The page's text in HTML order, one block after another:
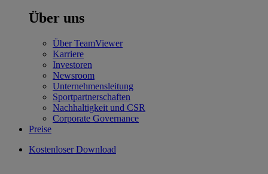
Über uns
Über TeamViewer
Karriere
Investoren
Newsroom
Unternehmensleitung
Sportpartnerschaften
Nachhaltigkeit und CSR
Corporate Governance
Preise
Kostenloser Download